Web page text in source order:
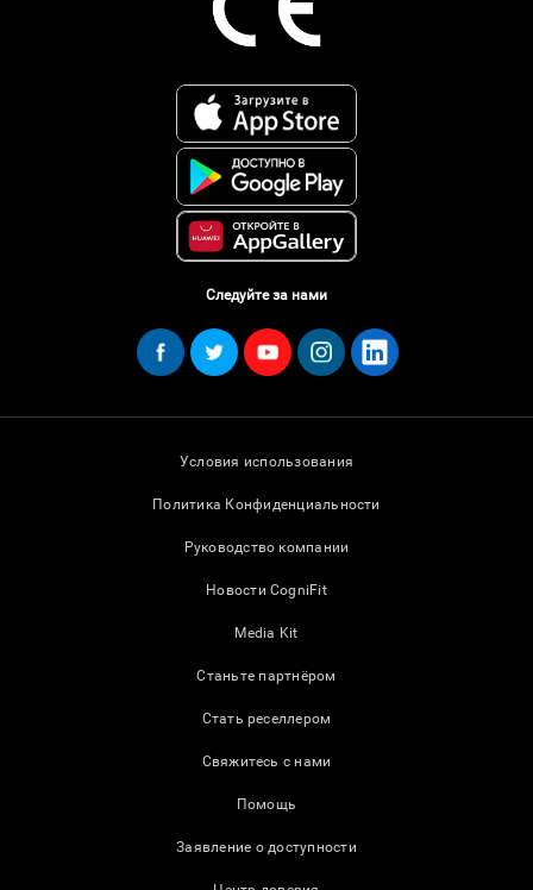
Следуйте за нами
Условия использования
Политика Конфиденциальности
Руководство компании
Новости CogniFit
Media Kit
Станьте партнёром
Стать реселлером
Свяжитесь с нами
Помощь
Заявление о доступности